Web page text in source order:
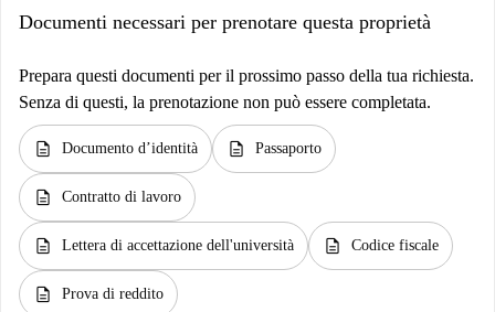
Documenti necessari per prenotare questa proprietà
Prepara questi documenti per il prossimo passo della tua richiesta.
Senza di questi, la prenotazione non può essere completata.
description Documento d’identità description Passaporto
description Contratto di lavoro
description Lettera di accettazione dell'università description Codice fiscale
description Prova di reddito